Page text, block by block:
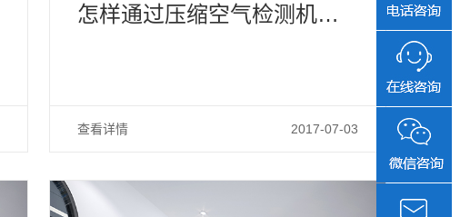
怎样通过压缩空气检测机械
查看详情 2017-07-03